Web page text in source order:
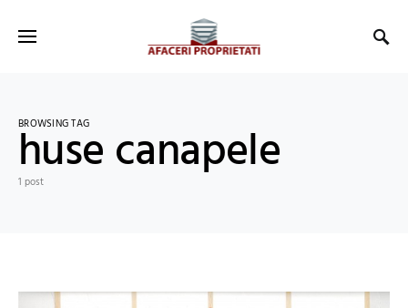
BROWSING TAG
huse canapele
1 post